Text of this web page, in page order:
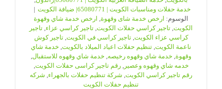
خدمة حفلات ومناسبات الكويت | 65080771| ضيافة الكويت
|
الوسوم: ارخص خدمة شاى وقهوة
ارخص خدمة شاي وقهوة
الكويت تاجير كراسي حفلات الكويت تاجير كراسي عزاء تاجير
كراسي عزاء الكويت ,تاجير كراسي في الكويت ,تاجير كوش
ناعمة الكويت تنظيم حفلات اعياد الميلاد بالكويت خدمة شاي
وقهوة خدمة شاي وقهوه رخيصه خدمة شاي وقهوه للاستقبال
خدمه شاي وقهوه وعصير
,رقم تاجير كراسى حفلات الكويت
رقم تاجير كراسي الكويت شركة تنظيم حفلات بالجهراء شركه
تنظيم حفلات الكويت